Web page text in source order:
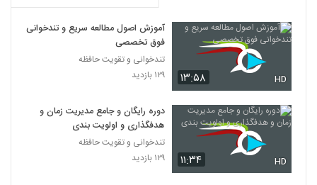
۱۳:۵۸ HD
آموزش اصول مطالعه سریع و تندخوانی
فوق تخصصی
تندخوانی و تقویت حافظه
۱۲۹ بازدید
۱۱:۳۴ HD
دوره رایگان و جامع مدیریت زمان و
هدفگذاری و اولویت بندی
تندخوانی و تقویت حافظه
۱۲۹ بازدید